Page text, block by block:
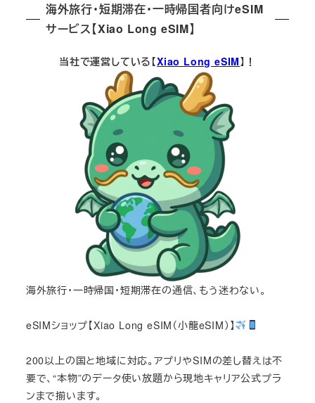
海外旅行・短期滞在・一時帰国者向けeSIM
サービス【Xiao Long eSIM】
当社で運営している【Xiao Long eSIM】！
海外旅行・一時帰国・短期滞在の通信、もう迷わない。
eSIMショップ【Xiao Long eSIM（小龍eSIM）】
200以上の国と地域に対応。アプリやSIMの差し替えは不
要で、“本物”のデータ使い放題から現地キャリア公式プラ
ンまで揃います。